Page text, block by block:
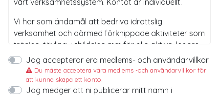
Vi har som ändamål att bedriva idrottslig
verksamhet och därmed förknippade aktiviteter som
träning, tävling, utbildning mm för alla aktiva, ledare
och intresserade. För alla som vill ta del av vår
verksamhet innebär det att ställa sig bakom och
leva upp till vår värdegrund och policys.
Jag accepterar era medlems- och användarvillkor
Du måste acceptera våra medlems -och användarvillkor för
att kunna skapa ett konto.
Jag medger att ni publicerar mitt namn i